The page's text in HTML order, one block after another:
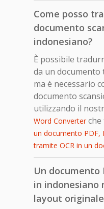
Come posso
documento
indonesiano?
È possibile
da un documento
ma è necessario
documento
utilizzando il
Word Converterche
un documento PDF,
tramite OCR in un
Un
in indonesiano
layout